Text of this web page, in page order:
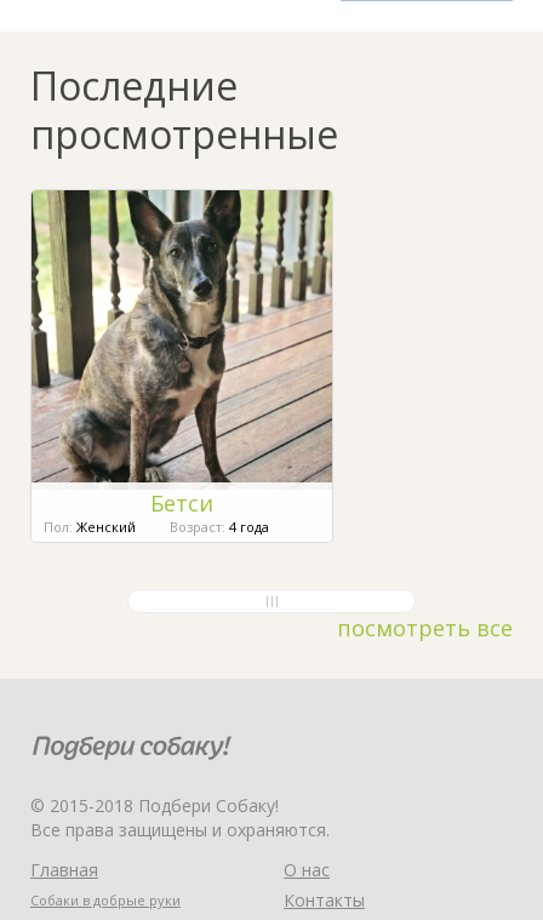
Последние
просмотренные
Бетси
Пол: Женский Возраст: 4 года
посмотреть все
© 2015-2018 Подбери Собаку!
Все права защищены и охраняются.
Главная
Собаки в добрые руки
О нас
Контакты